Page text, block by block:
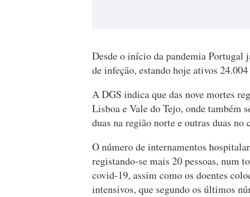
Desde o início da pandemia Portugal
de infeção, estando hoje ativos
A DGS indica que das nove mortes
Lisboa e Vale do Tejo, onde também
duas na região norte e outras duas no
O número de internamentos
registando-se mais 20 pessoas, num
covid-19, assim como os doentes
intensivos, que segundo os últimos